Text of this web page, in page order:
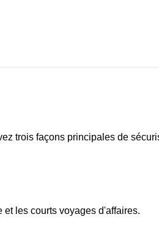
trois façons principales de
les courts voyages d'affaires.